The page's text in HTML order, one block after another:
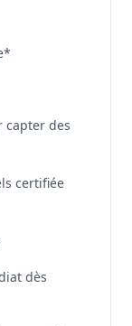
capter des
certifiée
dès